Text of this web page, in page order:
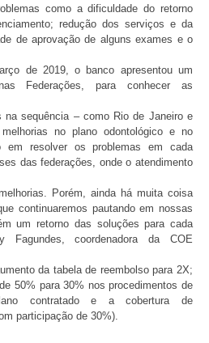
como a dificuldade do retorno
redução dos serviços e da
de aprovação de alguns exames e o
de 2019, o banco apresentou um
Federações, para conhecer as
na sequência – como Rio de Janeiro e
no plano odontológico e no
em resolver os problemas em cada
das federações, onde o atendimento
Porém, ainda há muita coisa
continuaremos pautando em nossas
um retorno das soluções para cada
Fagundes, coordenadora da COE
da tabela de reembolso para 2X;
50% para 30% nos procedimentos de
contratado e a cobertura de
participação de 30%).